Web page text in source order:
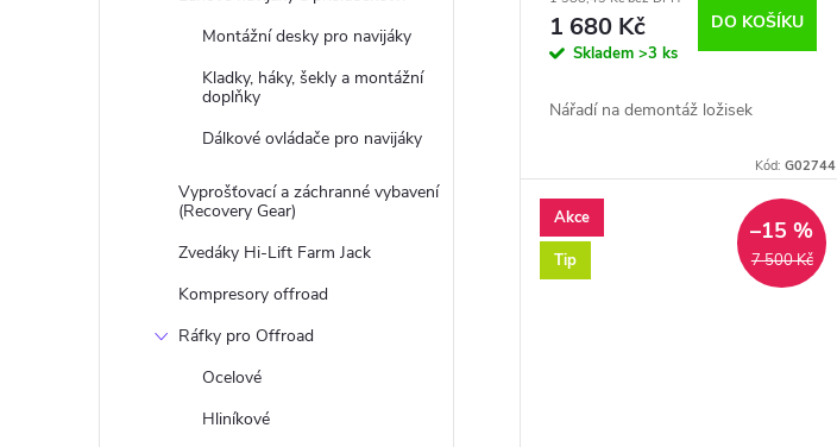
Montážní desky pro navijáky
Kladky, háky, šekly a montážní
doplňky
Dálkové ovládače pro navijáky
Vyprošťovací a záchranné vybavení
(Recovery Gear)
Zvedáky Hi-Lift Farm Jack
Kompresory offroad
Ráfky pro Offroad
Ocelové
Hliníkové
ů
u
k
1 680 Kč
Skladem >3 ks
DO KOŠÍKU
Nářadí na demontáž ložisek
Kód:G02744
Akce
Tip
7 500 Kč
–15 %